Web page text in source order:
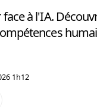
à l'IA.
1h12